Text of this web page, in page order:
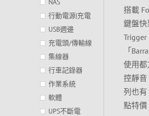
搭載
鍵盤快
「
使用都
控靜音
列也有
點特價
NAS
行動電源|充電
USB週邊
充電頭/傳輸線
集線器
行車記錄器
作業系統
軟體
UPS不斷電